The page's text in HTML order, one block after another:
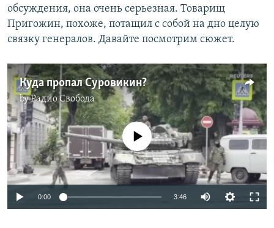
обсуждения, она очень серьезная. Товарищ
Пригожин, похоже, потащил с собой на дно целую
связку генералов. Давайте посмотрим сюжет.
Куда пропал Суровикин?
byРадио Свобода
No media source currently available
0:00 3:46